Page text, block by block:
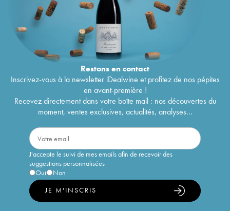
Restons encontact
Inscrivez-vous à la newsletter iDealwine et profitez de nos pépites
en avant-première !
Recevez directement dans votre boîte mail : nos découvertes du
moment, ventes exclusives, actualités, analyses...
J'accepte le suivi de mes emails afin de recevoir des
suggestions personnalisées
Oui
Non
JE M'INSCRIS